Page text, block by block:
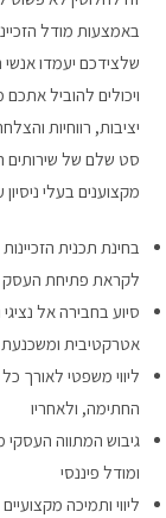
באמצעות מודל
שלצידכם יעמדו אנשי
ויכולים להוביל
יציבות, רווחיות
סט שלם של שירותים
מקצוענים בעלי
בחינת תכנית
לקראת פתיחת העסק
סיוע בחבירה אל
אטרקטיבית ומשכנעת
ליווי משפטי לאורך
החתימה, ולאחריו
גיבוש המתווה
ומודל פיננסי
ליווי ותמיכה